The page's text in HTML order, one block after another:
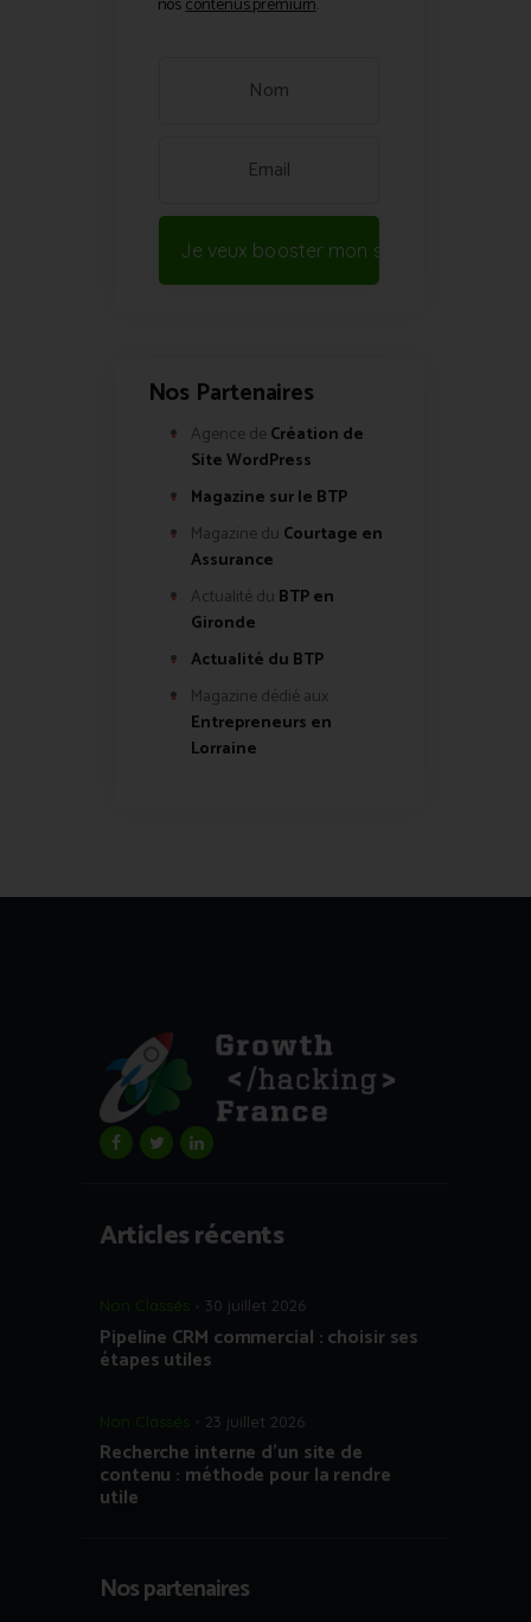
Je veux booster mon site !
Nos Partenaires
Agence de Création de
Site WordPress
Magazine sur le BTP
Magazine du Courtage en
Assurance
Actualité du BTP en
Gironde
Actualité du BTP
Magazine dédié aux
Entrepreneurs en
Lorraine
Articles récents
Non Classés 30 juillet 2026
Pipeline CRM commercial : choisir ses
étapes utiles
Non Classés 23 juillet 2026
Recherche interne d’un site de
contenu : méthode pour la rendre
utile
Nos partenaires